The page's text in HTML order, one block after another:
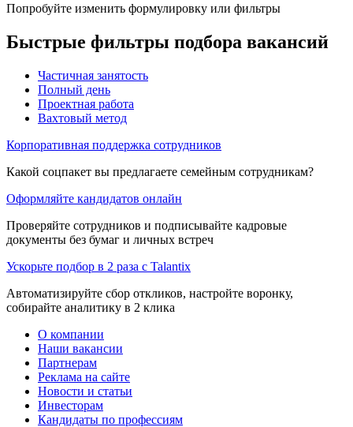
Попробуйте изменить формулировку или фильтры
Быстрые фильтры подбора вакансий
Частичная занятость
Полный день
Проектная работа
Вахтовый метод
Корпоративная поддержка сотрудников
Какой соцпакет вы предлагаете семейным сотрудникам?
Оформляйте кандидатов онлайн
Проверяйте сотрудников и подписывайте кадровые
документы без бумаг и личных встреч
Ускорьте подбор в 2 раза с Talantix
Автоматизируйте сбор откликов, настройте воронку,
собирайте аналитику в 2 клика
О компании
Наши вакансии
Партнерам
Реклама на сайте
Новости и статьи
Инвесторам
Кандидаты по профессиям